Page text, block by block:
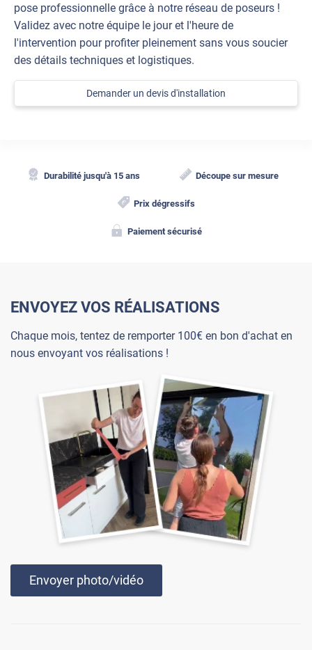
pose professionnelle grâce à notre réseau de poseurs !
Validez avec notre équipe le jour et l'heure de
l'intervention pour profiter pleinement sans vous soucier
des détails techniques et logistiques.
Demander un devis d'installation
Durabilité jusqu'à 15 ans Découpe sur mesure
Prix dégressifs
Paiement sécurisé
ENVOYEZ VOS RÉALISATIONS
Chaque mois, tentez de remporter 100€ en bon d'achat en
nous envoyant vos réalisations !
Envoyer photo/vidéo